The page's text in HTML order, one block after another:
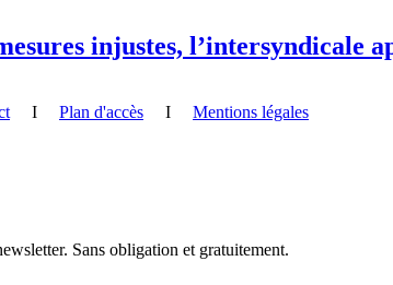
injustes, l’intersyndicale
I Plan d'accès I Mentions légales
Sans obligation et gratuitement.